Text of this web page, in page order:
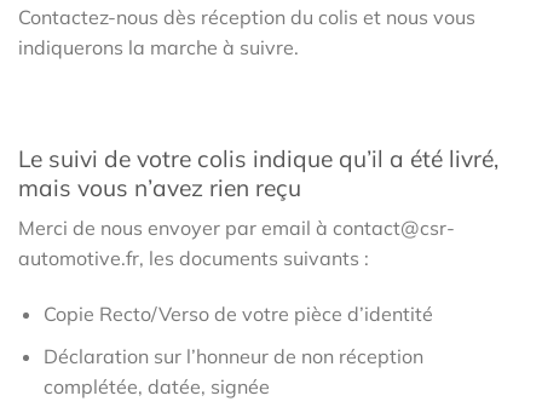
Contactez-nous dès réception du colis et nous vous
indiquerons la marche à suivre.
Le suivi de votre colis indique qu’il a été livré,
mais vous n’avez rien reçu
Merci de nous envoyer par email à contact@csr-
automotive.fr, les documents suivants :
Copie Recto/Verso de votre pièce d’identité
Déclaration sur l’honneur de non réception
complétée, datée, signée